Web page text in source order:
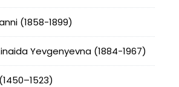
(1858-1899)
Yevgenyevna (1884-1967)